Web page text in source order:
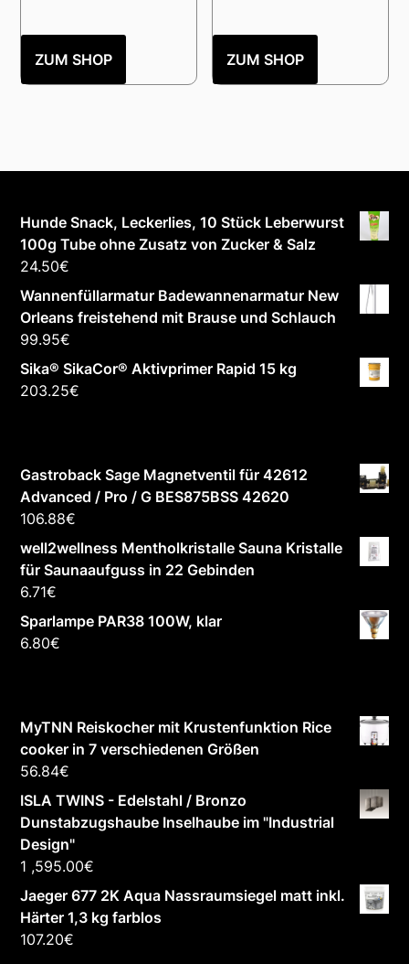
ZUM SHOP ZUM SHOP
Hunde Snack, Leckerlies, 10 Stück Leberwurst
100g Tube ohne Zusatz von Zucker & Salz
24.50€
Wannenfüllarmatur Badewannenarmatur New
Orleans freistehend mit Brause und Schlauch
99.95€
Sika® SikaCor® Aktivprimer Rapid 15 kg
203.25€
Gastroback Sage Magnetventil für 42612
Advanced / Pro / G BES875BSS 42620
106.88€
well2wellness Mentholkristalle Sauna Kristalle
für Saunaaufguss in 22 Gebinden
6.71€
Sparlampe PAR38 100W, klar
6.80€
MyTNN Reiskocher mit Krustenfunktion Rice
cooker in 7 verschiedenen Größen
56.84€
ISLA TWINS - Edelstahl / Bronzo
Dunstabzugshaube Inselhaube im "Industrial
Design"
1 ,595.00€
Jaeger 677 2K Aqua Nassraumsiegel matt inkl.
Härter 1,3 kg farblos
107.20€